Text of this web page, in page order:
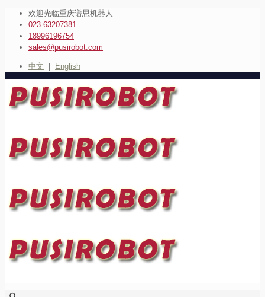
欢迎光临重庆谱思机器人
023-63207381
18996196754
sales@pusirobot.com
中文 English